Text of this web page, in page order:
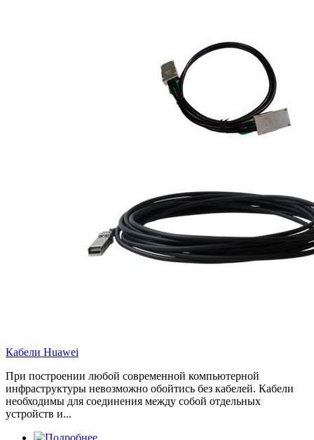
Кабели Huawei
При построении любой современной компьютерной
инфраструктуры невозможно обойтись без кабелей. Кабели
необходимы для соединения между собой отдельных
устройств и...